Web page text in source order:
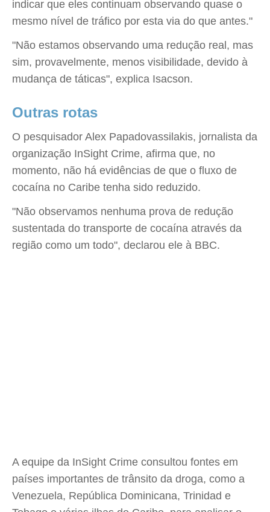
indicar que eles continuam observando quase o
mesmo nível de tráfico por esta via do que antes."
"Não estamos observando uma redução real, mas
sim, provavelmente, menos visibilidade, devido à
mudança de táticas", explica Isacson.
Outras rotas
O pesquisador Alex Papadovassilakis, jornalista da
organização InSight Crime, afirma que, no
momento, não há evidências de que o fluxo de
cocaína no Caribe tenha sido reduzido.
"Não observamos nenhuma prova de redução
sustentada do transporte de cocaína através da
região como um todo", declarou ele à BBC.
A equipe da InSight Crime consultou fontes em
países importantes de trânsito da droga, como a
Venezuela, República Dominicana, Trinidad e